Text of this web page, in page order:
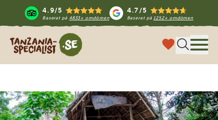
4.9/5
Baserat på 4833+ omdömen
4.7/5
Baserat på1252+ omdömen
Tanzania Specialist